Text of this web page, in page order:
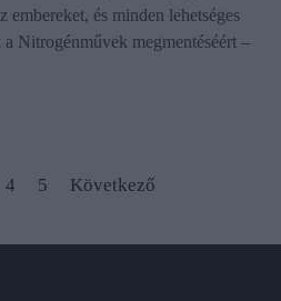
embereket, és minden lehetséges
Nitrogénművek megmentéséért –
4 5 Következő